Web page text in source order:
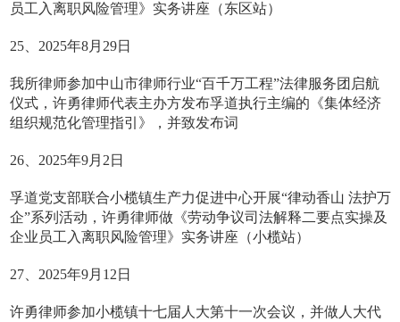
员工入离职风险管理》实务讲座（东区站）
25、2025年8月29日
我所律师参加中山市律师行业“百千万工程”法律服务团启航
仪式，许勇律师代表主办方发布孚道执行主编的《集体经济
组织规范化管理指引》，并致发布词
26、2025年9月2日
孚道党支部联合小榄镇生产力促进中心开展“律动香山 法护万
企”系列活动，许勇律师做《劳动争议司法解释二要点实操及
企业员工入离职风险管理》实务讲座（小榄站）
27、2025年9月12日
许勇律师参加小榄镇十七届人大第十一次会议，并做人大代